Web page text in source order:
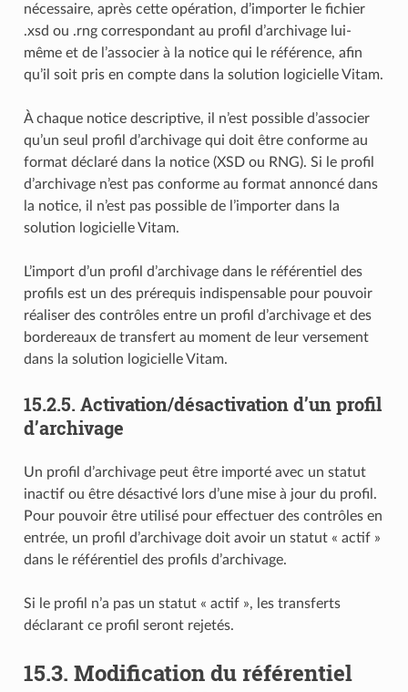
nécessaire, après cette opération, d’importer le fichier
.xsd ou .rng correspondant au profil d’archivage lui-
même et de l’associer à la notice qui le référence, afin
qu’il soit pris en compte dans la solution logicielle Vitam.
À chaque notice descriptive, il n’est possible d’associer
qu’un seul profil d’archivage qui doit être conforme au
format déclaré dans la notice (XSD ou RNG). Si le profil
d’archivage n’est pas conforme au format annoncé dans
la notice, il n’est pas possible de l’importer dans la
solution logicielle Vitam.
L’import d’un profil d’archivage dans le référentiel des
profils est un des prérequis indispensable pour pouvoir
réaliser des contrôles entre un profil d’archivage et des
bordereaux de transfert au moment de leur versement
dans la solution logicielle Vitam.
15.2.5. Activation/désactivation d’un profil
d’archivage
Un profil d’archivage peut être importé avec un statut
inactif ou être désactivé lors d’une mise à jour du profil.
Pour pouvoir être utilisé pour effectuer des contrôles en
entrée, un profil d’archivage doit avoir un statut « actif »
dans le référentiel des profils d’archivage.
Si le profil n’a pas un statut « actif », les transferts
déclarant ce profil seront rejetés.
15.3. Modification du référentiel